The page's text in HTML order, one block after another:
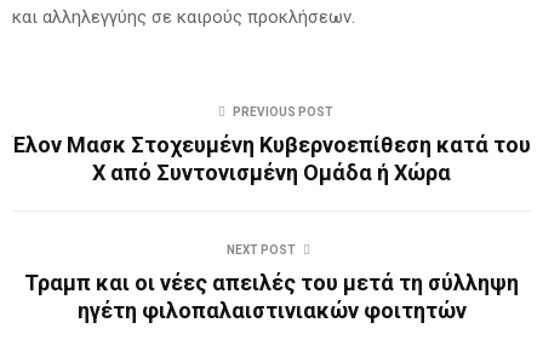
και αλληλεγγύης σε καιρούς προκλήσεων.
PREVIOUS POST
Έλον Μασκ Στοχευμένη Κυβερνοεπίθεση κατά του
Χ από Συντονισμένη Ομάδα ή Χώρα
NEXT POST
Τραμπ και οι νέες απειλές του μετά τη σύλληψη
ηγέτη φιλοπαλαιστινιακών φοιτητών